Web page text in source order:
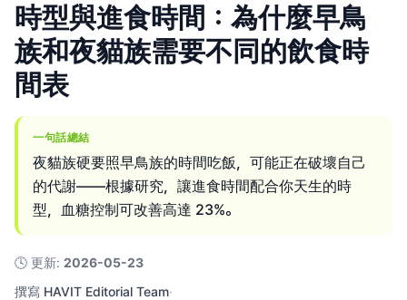
時型與進食時間：為什麼早鳥
族和夜貓族需要不同的飲食時
間表
一句話總結
夜貓族硬要照早鳥族的時間吃飯，可能正在破壞自己
的代謝——根據研究，讓進食時間配合你天生的時
型，血糖控制可改善高達 23%。
🕓 更新: 2026-05-23
撰寫 HAVIT Editorial Team·